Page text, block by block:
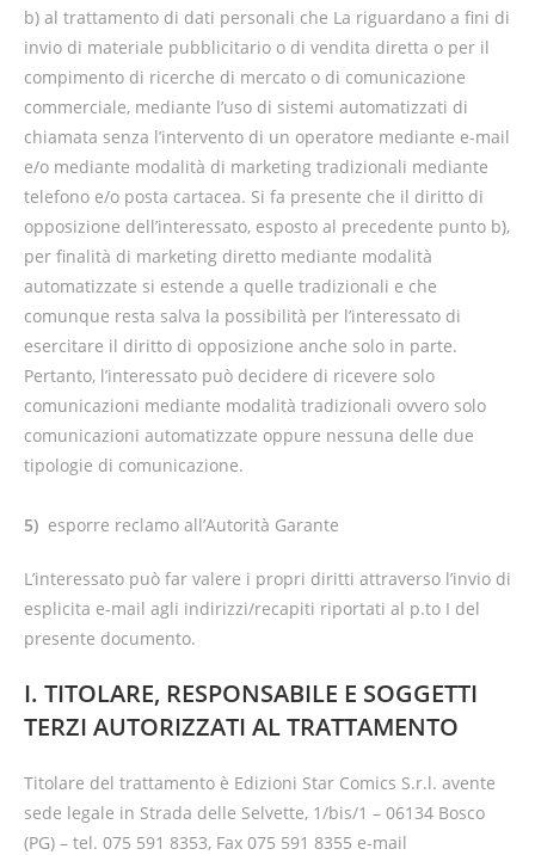
b) al trattamento di dati personali che La riguardano a fini di
invio di materiale pubblicitario o di vendita diretta o per il
compimento di ricerche di mercato o di comunicazione
commerciale, mediante l’uso di sistemi automatizzati di
chiamata senza l’intervento di un operatore mediante e-mail
e/o mediante modalità di marketing tradizionali mediante
telefono e/o posta cartacea. Si fa presente che il diritto di
opposizione dell’interessato, esposto al precedente punto b),
per finalità di marketing diretto mediante modalità
automatizzate si estende a quelle tradizionali e che
comunque resta salva la possibilità per l’interessato di
esercitare il diritto di opposizione anche solo in parte.
Pertanto, l’interessato può decidere di ricevere solo
comunicazioni mediante modalità tradizionali ovvero solo
comunicazioni automatizzate oppure nessuna delle due
tipologie di comunicazione.
5) esporre reclamo all’Autorità Garante
L’interessato può far valere i propri diritti attraverso l’invio di
esplicita e-mail agli indirizzi/recapiti riportati al p.to I del
presente documento.
I. TITOLARE, RESPONSABILE E SOGGETTI
TERZI AUTORIZZATI AL TRATTAMENTO
Titolare del trattamento è Edizioni Star Comics S.r.l. avente
sede legale in Strada delle Selvette, 1/bis/1 – 06134 Bosco
(PG) – tel. 075 591 8353, Fax 075 591 8355 e-mail